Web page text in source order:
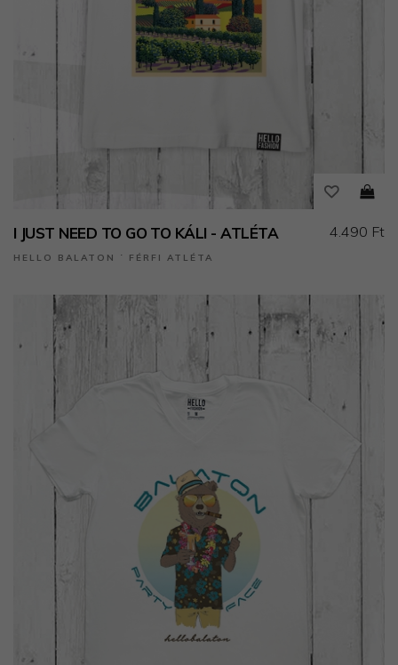
I JUST NEED TO GO TO KÁLI - ATLÉTA
HELLO BALATON ˙ FÉRFI ATLÉTA
4.490 Ft